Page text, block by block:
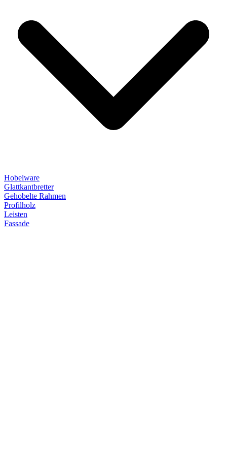
Hobelware
Glattkantbretter
Gehobelte Rahmen
Profilholz
Leisten
Fassade